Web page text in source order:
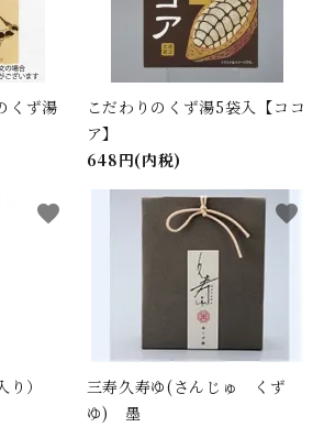
くず湯
こだわりのくず湯5袋入【ココ
ア】
648円(内税)
）
favorite
三寿久寿ゆ(さんじゅ くず
ゆ) 墨
favorite
検索する
close